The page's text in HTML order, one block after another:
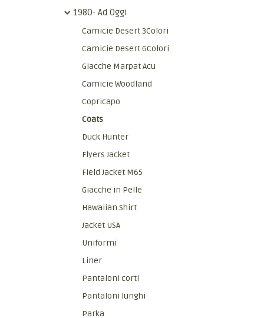
1980- Ad Oggi
Camicie Desert 3Colori
Camicie Desert 6Colori
Giacche Marpat Acu
Camicie Woodland
Copricapo
Coats
Duck Hunter
Flyers Jacket
Field Jacket M65
Giacche in Pelle
Hawaiian Shirt
Jacket USA
Uniformi
Liner
Pantaloni corti
Pantaloni lunghi
Parka